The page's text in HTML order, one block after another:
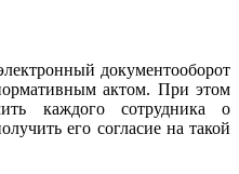
документооборот
актом. При этом
каждого сотрудника о
его согласие на такой